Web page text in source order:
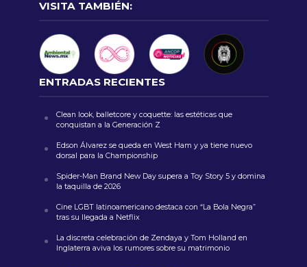
VISITA TAMBIÉN:
ENTRADAS RECIENTES
Clean look, balletcore y coquette: las estéticas que
conquistan a la Generación Z
Edson Álvarez se queda en West Ham y ya tiene nuevo
dorsal para la Championship
Spider-Man Brand New Day supera a Toy Story 5 y domina
la taquilla de 2026
Cine LGBT latinoamericano destaca con “La Bola Negra”
tras su llegada a Netflix
La discreta celebración de Zendaya y Tom Holland en
Inglaterra aviva los rumores sobre su matrimonio